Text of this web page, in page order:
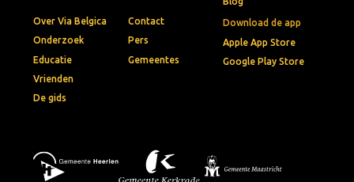
Download de app
Apple App Store
Google Play Store
Over Via Belgica
Onderzoek
Educatie
Vrienden
De gids
Contact
Pers
Gemeentes